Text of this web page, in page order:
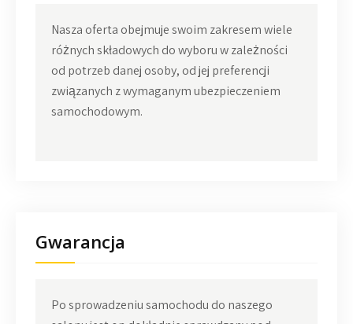
Nasza oferta obejmuje swoim zakresem wiele
różnych składowych do wyboru w zależności
od potrzeb danej osoby, od jej preferencji
związanych z wymaganym ubezpieczeniem
samochodowym.
Gwarancja
Po sprowadzeniu samochodu do naszego